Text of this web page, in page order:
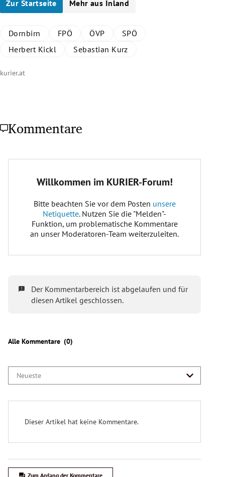
Zur Startseite Mehr aus Inland
Dornbirn FPÖ ÖVP
SPÖ
Herbert Kickl
Sebastian Kurz
kurier.at
Kommentare